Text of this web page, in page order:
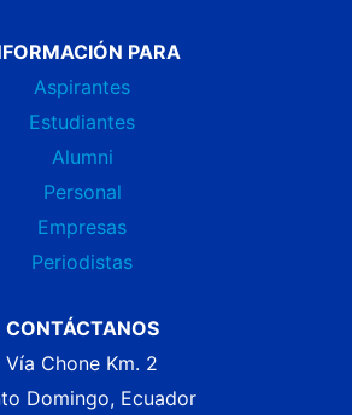
PARA
Aspirantes
Estudiantes
Alumni
Personal
Empresas
Periodistas
CONTÁCTANOS
Vía Chone Km. 2
Domingo, Ecuador